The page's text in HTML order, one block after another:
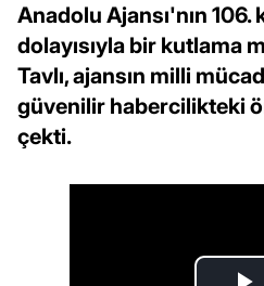
Anadolu Ajansı'nın
dolayısıyla bir kutlama
Tavlı, ajansın milli
güvenilir habercilikteki
çekti.